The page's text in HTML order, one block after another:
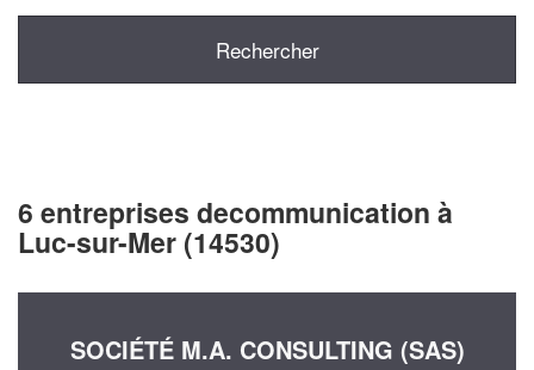
6 entreprises decommunication à
Luc-sur-Mer (14530)
SOCIÉTÉ M.A. CONSULTING (SAS)